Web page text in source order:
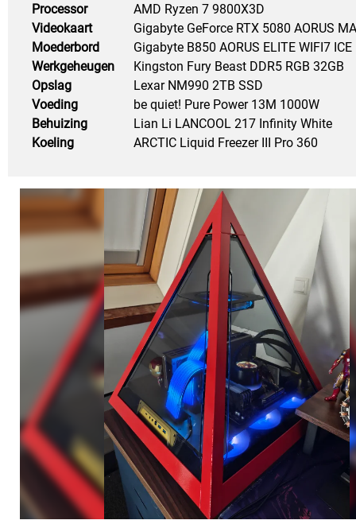
Processor
AMD Ryzen 7 9800X3D
Videokaart
Gigabyte GeForce RTX 5080 AORUS
Moederbord
Gigabyte B850 AORUS ELITE WIFI7 ICE
Werkgeheugen
Kingston Fury Beast DDR5 RGB 32GB
Opslag
Lexar NM990 2TB SSD
Voeding
be quiet! Pure Power 13M 1000W
Behuizing
Lian Li LANCOOL 217 Infinity White
Koeling
ARCTIC Liquid Freezer III Pro 360